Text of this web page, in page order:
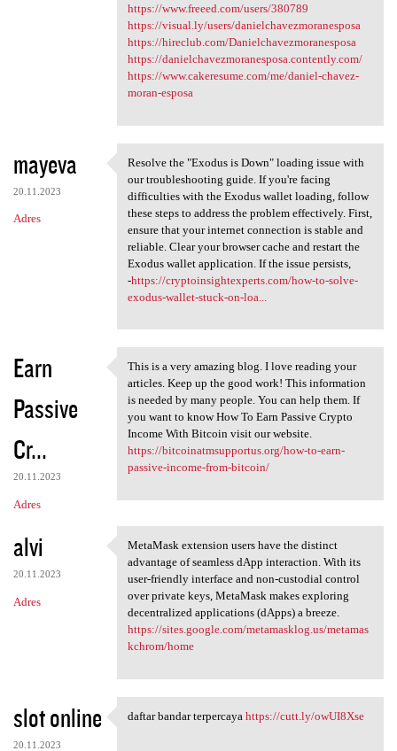
https://www.freeed.com/users/380789
https://visual.ly/users/danielchavezmoranesposa
https://hireclub.com/Danielchavezmoranesposa
https://danielchavezmoranesposa.contently.com/
https://www.cakeresume.com/me/daniel-chavez-
moran-esposa
mayeva
20.11.2023
Adres
Resolve the "Exodus is Down"
Resolve the "Exodus is Down" loading issue with
our troubleshooting guide. If you're facing
difficulties with the Exodus wallet loading, follow
these steps to address the problem effectively. First,
ensure that your internet connection is stable and
reliable. Clear your browser cache and restart the
Exodus wallet application. If the issue persists,
-https://cryptoinsightexperts.com/how-to-solve-
exodus-wallet-stuck-on-loa...
Earn
Passive
Cr...
20.11.2023
Adres
This is a very amazing blog.
This is a very amazing blog. I love reading your
articles. Keep up the good work! This information
is needed by many people. You can help them. If
you want to know How To Earn Passive Crypto
Income With Bitcoin visit our website.
https://bitcoinatmsupportus.org/how-to-earn-
passive-income-from-bitcoin/
alvi
20.11.2023
Adres
MetaMask extension users have
MetaMask extension users have the distinct
advantage of seamless dApp interaction. With its
user-friendly interface and non-custodial control
over private keys, MetaMask makes exploring
decentralized applications (dApps) a breeze.
https://sites.google.com/metamasklog.us/metamas
kchrom/home
slot online
20.11.2023
daftar bandar terpercaya
daftar bandar terpercaya https://cutt.ly/owUI8Xse